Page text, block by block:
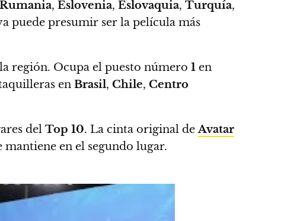
Rumania, Eslovenia, Eslovaquia, Turquía,
puede presumir ser la película más
región. Ocupa el puesto número 1 en
en Brasil, Chile, Centro
del Top 10. La cinta original deAvatar
mantiene en el segundo lugar.